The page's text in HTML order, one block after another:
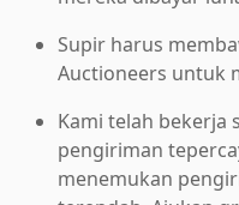
Supir harus
Auctioneers untuk
Kami telah bekerja
pengiriman
menemukan